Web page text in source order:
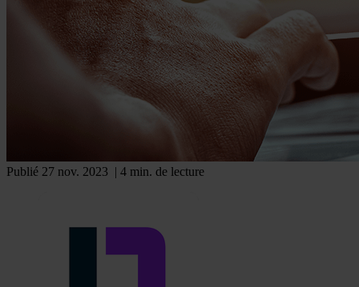
Publié 27 nov. 2023 | 4 min. de lecture